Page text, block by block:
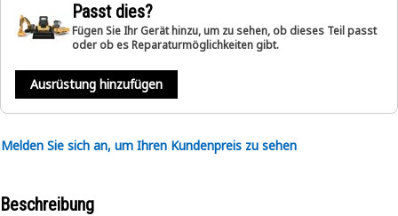
Passt dies?
Fügen Sie Ihr Gerät hinzu, um zu sehen, ob dieses Teil passt
oder ob es Reparaturmöglichkeiten gibt.
Ausrüstung hinzufügen
Melden Sie sich an, um Ihren Kundenpreis zu sehen
Beschreibung